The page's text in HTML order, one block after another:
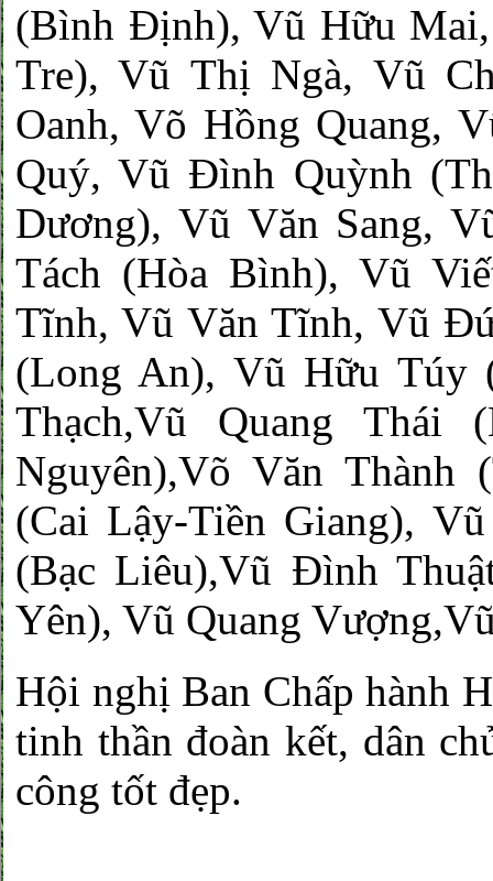
(Bình Định), Vũ Hữu
Tre), Vũ Thị Ngà, Vũ
Oanh, Võ Hồng Quang,
Quý, Vũ Đình Quỳnh
Dương), Vũ Văn Sang,
Tách (Hòa Bình), Vũ
Tĩnh, Vũ Văn Tĩnh, Vũ
(Long An), Vũ Hữu Túy
Thạch,Vũ Quang Thái
Nguyên),Võ Văn Thành
(Cai Lậy-Tiền Giang),
(Bạc Liêu),Vũ Đình
Yên), Vũ Quang
Hội nghị Ban Chấp hành
tinh thần đoàn kết, dân
công tốt đẹp.